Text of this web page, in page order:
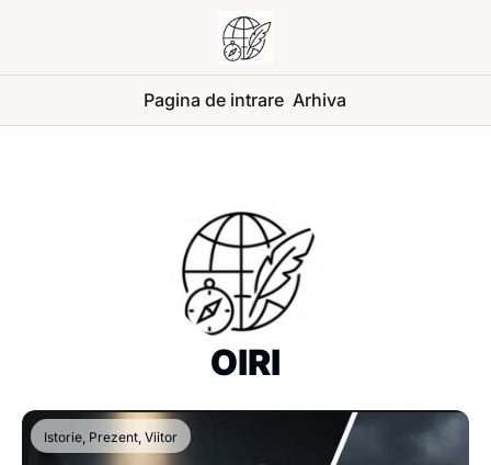
Pagina de intrare Arhiva
OIRI
Istorie, Prezent, Viitor